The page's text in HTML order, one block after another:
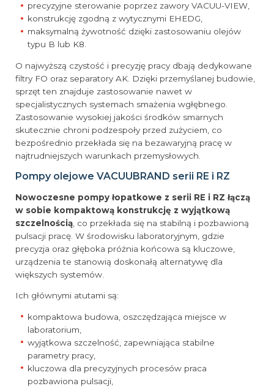
precyzyjne sterowanie poprzez zawory VACUU-VIEW,
konstrukcję zgodną z wytycznymi EHEDG,
maksymalną żywotność dzięki zastosowaniu olejów
typu B lub K8.
O najwyższą czystość i precyzję pracy dbają dedykowane
filtry FO oraz separatory AK. Dzięki przemyślanej budowie,
sprzęt ten znajduje zastosowanie nawet w
specjalistycznych systemach smażenia wgłębnego.
Zastosowanie wysokiej jakości środków smarnych
skutecznie chroni podzespoły przed zużyciem, co
bezpośrednio przekłada się na bezawaryjną pracę w
najtrudniejszych warunkach przemysłowych.
Pompy olejowe VACUUBRAND serii RE i RZ
Nowoczesne pompy łopatkowe z serii RE i RZ łączą
w sobie kompaktową konstrukcję z wyjątkową
szczelnością , co przekłada się na stabilną i pozbawioną
pulsacji pracę. W środowisku laboratoryjnym, gdzie
precyzja oraz głęboka próżnia końcowa są kluczowe,
urządzenia te stanowią doskonałą alternatywę dla
większych systemów.
Ich głównymi atutami są:
kompaktowa budowa, oszczędzająca miejsce w
laboratorium,
wyjątkowa szczelność, zapewniająca stabilne
parametry pracy,
kluczowa dla precyzyjnych procesów praca
pozbawiona pulsacji,